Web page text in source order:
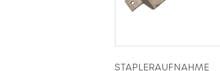
STAPLERAUFNAHME